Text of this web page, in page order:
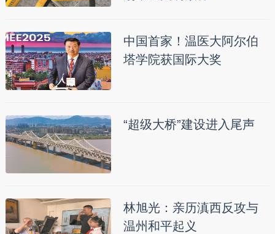
中国首家！温医大阿尔伯
塔学院获国际大奖
“超级大桥”建设进入尾声
林旭光：亲历滇西反攻与
温州和平起义